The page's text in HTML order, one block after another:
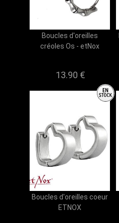
Boucles d'oreilles
créoles Os - etNox
13.90 €
Boucles d'oreilles coeur
ETNOX